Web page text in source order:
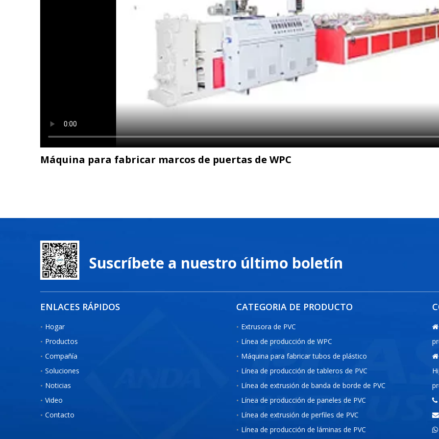
Máquina para fabricar marcos de puertas de WPC
Suscríbete a nuestro último boletín
ENLACES RÁPIDOS
Hogar
Productos
Compañía
Soluciones
Noticias
Video
Contacto
CATEGORIA DE PRODUCTO
Extrusora de PVC
Línea de producción de WPC
Máquina para fabricar tubos de plástico
Línea de producción de tableros de PVC
Línea de extrusión de banda de borde de PVC
Línea de producción de paneles de PVC
Línea de extrusión de perfiles de PVC
Línea de producción de láminas de PVC




